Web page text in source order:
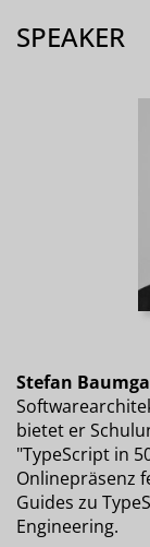
SPEAKER
Stefan
bietet er
"TypeScript in
Onlinepräsenz
Guides zu
Engineering.